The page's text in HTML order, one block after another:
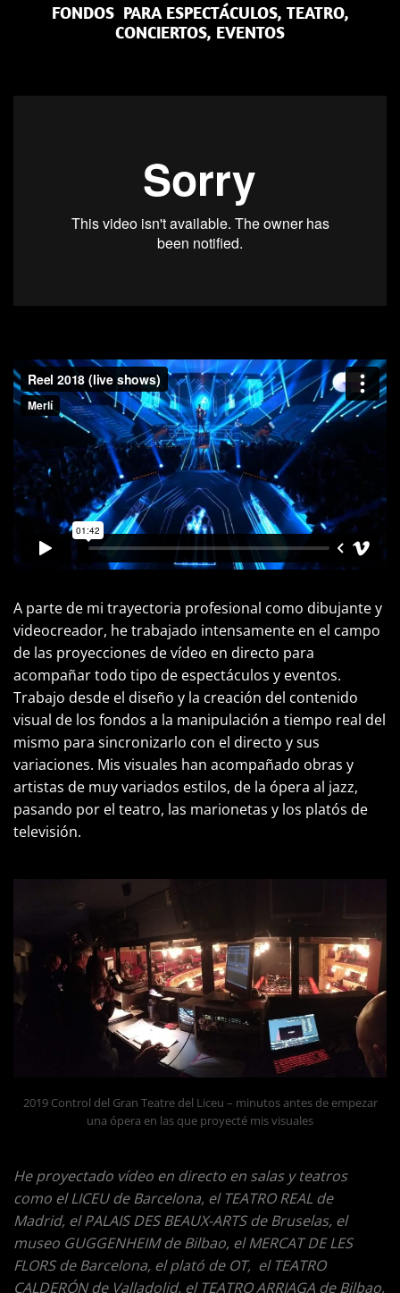
FONDOS PARA ESPECTÁCULOS, TEATRO,
CONCIERTOS, EVENTOS
A parte de mi trayectoria profesional como dibujante y
videocreador, he trabajado intensamente en el campo
de las proyecciones de vídeo en directo para
acompañar todo tipo de espectáculos y eventos.
Trabajo desde el diseño y la creación del contenido
visual de los fondos a la manipulación a tiempo real del
mismo para sincronizarlo con el directo y sus
variaciones. Mis visuales han acompañado obras y
artistas de muy variados estilos, de la ópera al jazz,
pasando por el teatro, las marionetas y los platós de
televisión.
2019 Control del Gran Teatre del Liceu – minutos antes de empezar
una ópera en las que proyecté mis visuales
He proyectado vídeo en directo en salas y teatros
como el LICEU de Barcelona, el TEATRO REAL de
Madrid, el PALAIS DES BEAUX-ARTS de Bruselas, el
museo GUGGENHEIM de Bilbao, el MERCAT DE LES
FLORS de Barcelona, el plató de OT, el TEATRO
CALDERÓN de Valladolid, el TEATRO ARRIAGA de Bilbao,